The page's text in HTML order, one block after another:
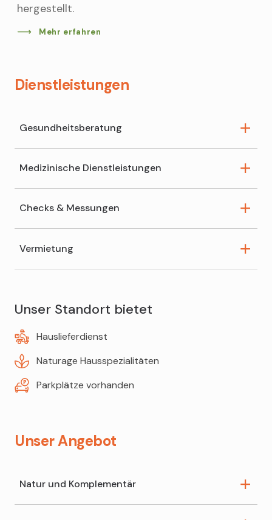
hergestellt.
Mehr erfahren
Dienstleistungen
Gesundheitsberatung
Schüsslersalz-Beratung
Spagyrik-Beratung
Vitalstoff-Beratung
Medizinische Dienstleistungen
Wundversorgung
Checks & Messungen
Blutdruck messen
Vermietung
Teppichreiniger
Unser Standort bietet
Hauslieferdienst
Naturage Hausspezialitäten
Parkplätze vorhanden
Unser Angebot
Natur und Komplementär